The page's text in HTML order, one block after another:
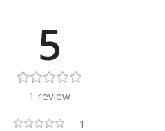
5
1 review
1